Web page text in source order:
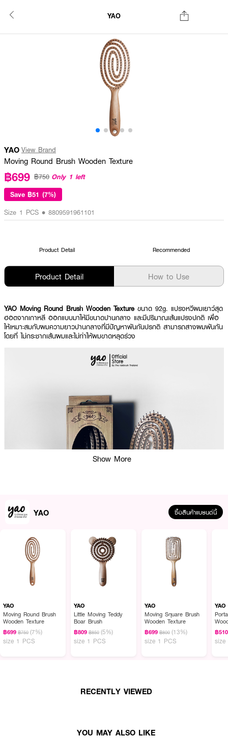
YAO
YAO View Brand
Moving Round Brush Wooden Texture
฿699 ฿750 Only 1 left
Save ฿51 (7%)
Size 1 PCS • 8809591961101
Product Detail Recommended
Product Detail How to Use
YAO Moving Round Brush Wooden Texture ขนาด 92g. แปรงหวีผมเยาว์สุด
ฮอตจากเกาหลี ออกแบบมาให้มีขนาดปานกลาง และมีปริมาณเส้นแปรงปกติ เพื่อ
ให้เหมาะสมกับผมความยาวปานกลางที่มีปัญหาพันกันปรกติ สามารถสางผมพันกัน
โดยที่ ไม่กระชากเส้นผมและไม่ทำให้ผมขาดหลุดร่วง
ผลลัพธ์ที่ได้ :
ขนาดปานกลาง และมีปริมาณเส้นแปรงปกติ เพื่อให้เหมาะสมกับผมความยาวปาน
กลางที่มีปัญหาพันกันปรกติ สามารถสางผมพันกันโดยที่ ไม่กระชากเส้นผมและไม่
ทำให้ผมขาดหลุดร่วง
Show More
YAO ซื้อสินค้าแบรนด์นี้
YAO
Moving Round Brush
Wooden Texture
฿699 ฿750 (7%)
size 1 PCS
YAO
Little Moving Teddy
Boar Brush
฿809 ฿850 (5%)
size 1 PCS
YAO
Moving Square Brush
Wooden Texture
฿699 ฿800 (13%)
size 1 PCS
YAO
฿510
size
RECENTLY VIEWED
YOU MAY ALSO LIKE